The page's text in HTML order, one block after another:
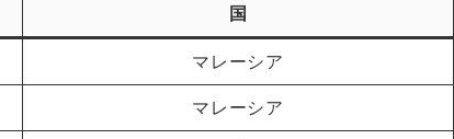
国
マレーシア
マレーシア